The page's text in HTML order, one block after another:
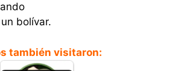
bolívar.
también visitaron: